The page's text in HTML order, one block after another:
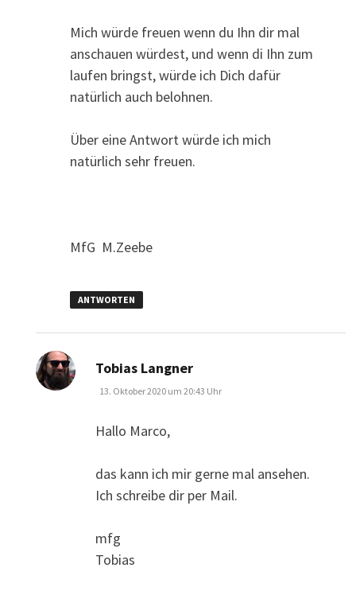
Mich würde freuen wenn du Ihn dir mal
anschauen würdest, und wenn di Ihn zum
laufen bringst, würde ich Dich dafür
natürlich auch belohnen.
Über eine Antwort würde ich mich
natürlich sehr freuen.
MfG M.Zeebe
ANTWORTEN
Tobias Langnersagt:
13. Oktober 2020 um 20:43 Uhr
Hallo Marco,
das kann ich mir gerne mal ansehen.
Ich schreibe dir per Mail.
mfg
Tobias